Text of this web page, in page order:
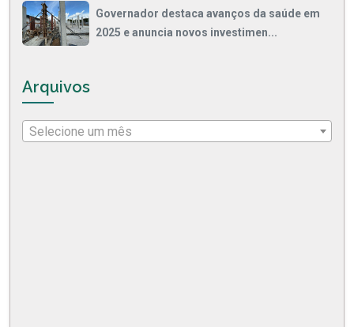
Governador destaca avanços da saúde em
2025 e anuncia novos investimen...
Arquivos
Selecione um mês